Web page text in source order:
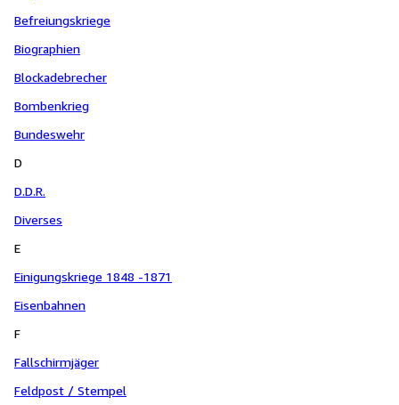
Befreiungskriege
Biographien
Blockadebrecher
Bombenkrieg
Bundeswehr
D
D.D.R.
Diverses
E
Einigungskriege 1848 -1871
Eisenbahnen
F
Fallschirmjäger
Feldpost / Stempel